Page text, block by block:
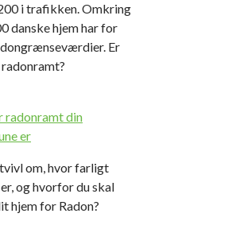
i trafikken. Omkring
danske hjem har for
Er
radonramt din
er
om, hvor farligt
og hvorfor du skal
hjem for Radon?